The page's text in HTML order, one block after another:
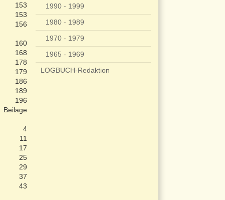
153
153
156
160
168
178
179
186
189
196
Beilage
4
11
17
25
29
37
43
1990 - 1999
1980 - 1989
1970 - 1979
1965 - 1969
LOGBUCH-Redaktion